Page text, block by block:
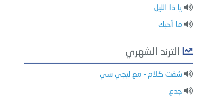
يا ذا الليل
ما أحبك
الترند الشهري
شفت كلام - مع ليجي سي
جدع